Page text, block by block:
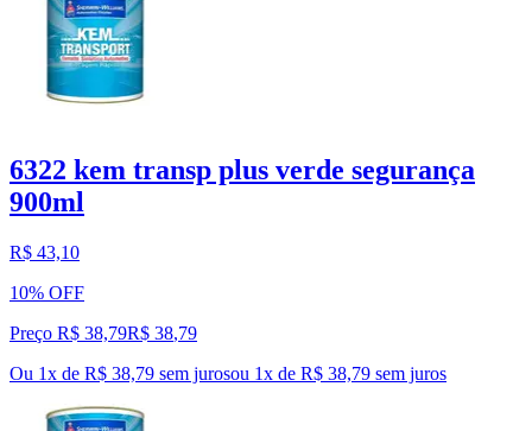
6322 kem transp plus verde segurança
900ml
R$ 43,10
10% OFF
Preço R$ 38,79R$ 38,79
Ou 1x de R$ 38,79 sem jurosou 1x de R$ 38,79 sem juros